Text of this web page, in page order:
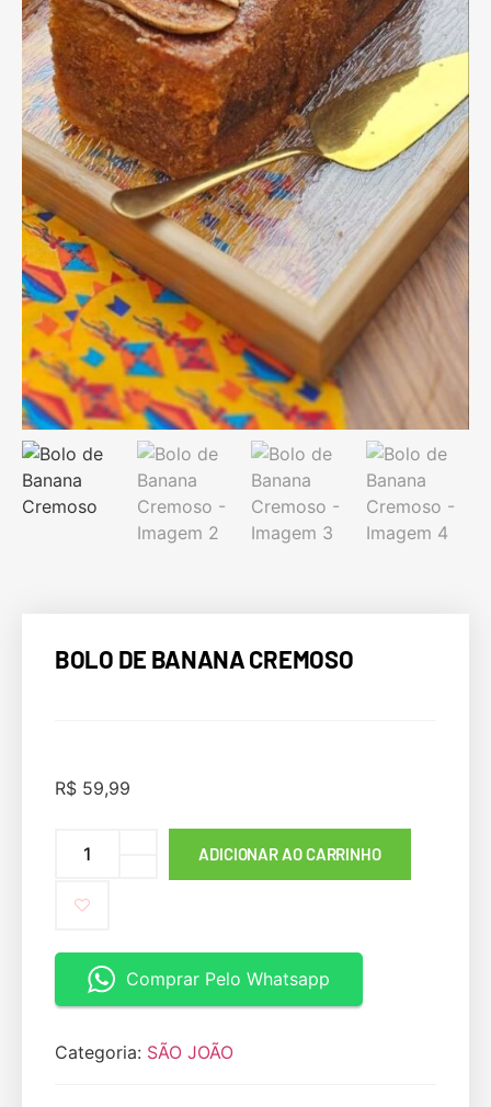
BOLO DE BANANA CREMOSO
R$ 59,99
ADICIONAR AO CARRINHO
Comprar Pelo Whatsapp
Categoria: SÃO JOÃO